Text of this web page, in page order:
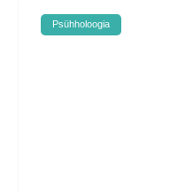
Psühholoogia